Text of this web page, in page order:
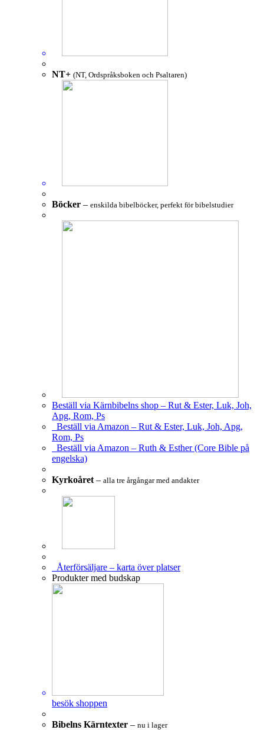
NT+ (NT, Ordspråksboken och Psaltaren)
Böcker – enskilda bibelböcker, perfekt för bibelstudier
Beställ via Kärnbibelns shop – Rut & Ester, Luk, Joh,
Apg, Rom, Ps
Beställ via Amazon – Rut & Ester, Luk, Joh, Apg,
Rom, Ps
Beställ via Amazon – Ruth & Esther (Core Bible på
engelska)
Kyrkoåret – alla tre årgångar med andakter
Återförsäljare – karta över platser
Produkter med budskap
besök shoppen
Bibelns Kärntexter – nu i lager